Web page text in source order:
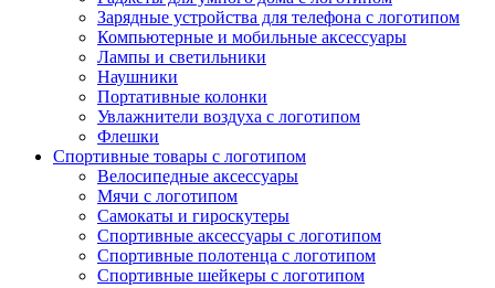
Зарядные устройства для телефона с логотипом
Компьютерные и мобильные аксессуары
Лампы и светильники
Наушники
Портативные колонки
Увлажнители воздуха с логотипом
Флешки
Спортивные товары с логотипом
Велосипедные аксессуары
Мячи с логотипом
Самокаты и гироскутеры
Спортивные аксессуары с логотипом
Спортивные полотенца с логотипом
Спортивные шейкеры с логотипом